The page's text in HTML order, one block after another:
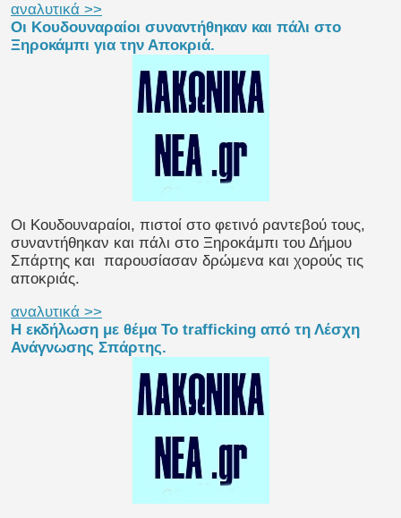
αναλυτικά >>
Οι Κουδουναραίοι συναντήθηκαν και πάλι στο
Ξηροκάμπι για την Αποκριά.
Οι Κουδουναραίοι, πιστοί στο φετινό ραντεβού τους,
συναντήθηκαν και πάλι στο Ξηροκάμπι του Δήμου
Σπάρτης και παρουσίασαν δρώμενα και χορούς τις
αποκριάς.
αναλυτικά >>
Η εκδήλωση με θέμα Το trafficking από τη Λέσχη
Ανάγνωσης Σπάρτης.